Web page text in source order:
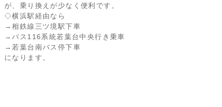
が、乗り換えが少なく便利です。
◇横浜駅経由なら
→相鉄線三ツ境駅下車
→バス116系統若葉台中央行き乗車
→若葉台南バス停下車
になります。